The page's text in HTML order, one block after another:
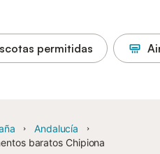
permitidas
Andalucía
baratos Chipiona